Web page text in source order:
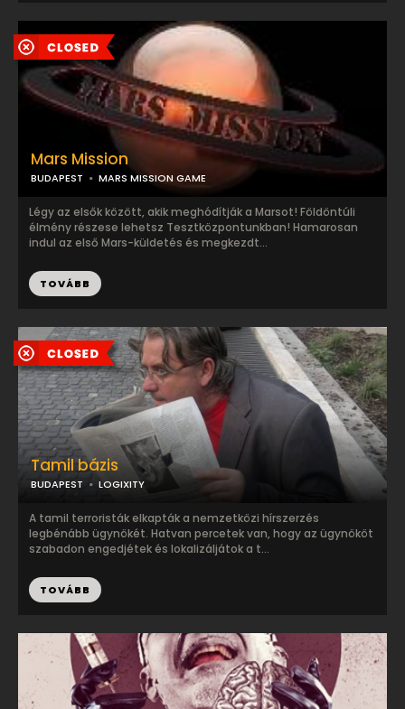
Mars Mission
BUDAPEST MARS MISSION GAME
Légy az elsők között, akik meghódítják a Marsot! Földöntúli
élmény részese lehetsz Tesztközpontunkban! Hamarosan
indul az első Mars-küldetés és megkezdt...
TOVÁBB
Tamil bázis
BUDAPEST LOGIXITY
A tamil terroristák elkapták a nemzetközi hírszerzés
legbénább ügynökét. Hatvan percetek van, hogy az ügynököt
szabadon engedjétek és lokalizáljátok a t...
TOVÁBB